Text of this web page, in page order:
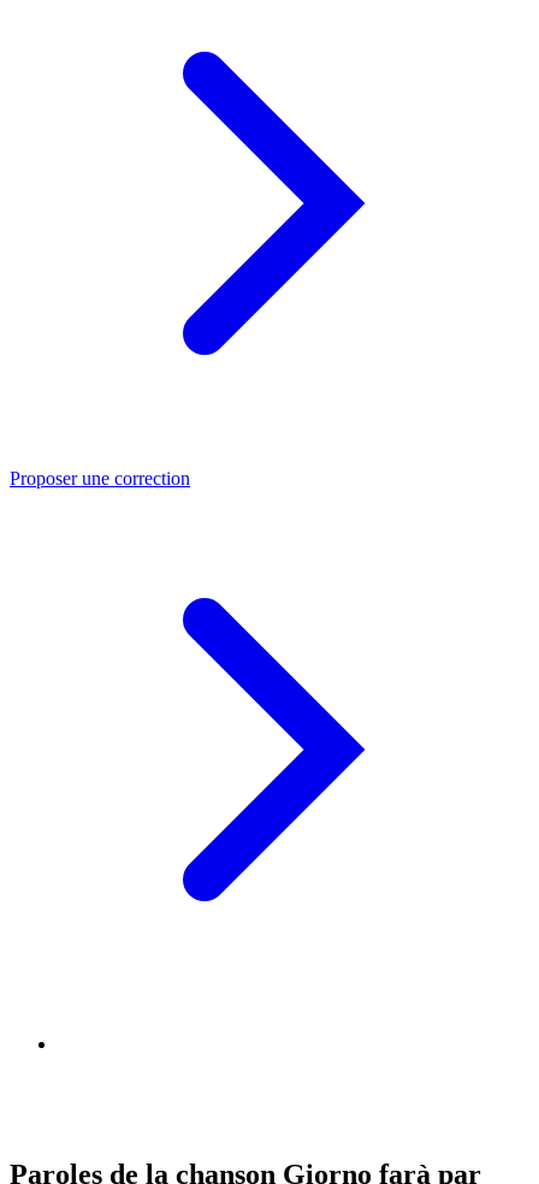
Proposer une correction
Paroles de la chanson Giorno farà par